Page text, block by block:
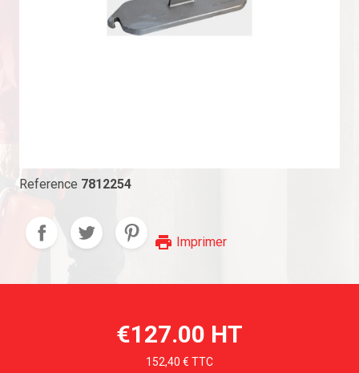
Reference 7812254
print Imprimer
€127.00 HT
152,40 € TTC